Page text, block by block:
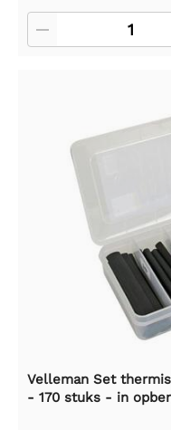
Velleman Set
- 170 stuks - in